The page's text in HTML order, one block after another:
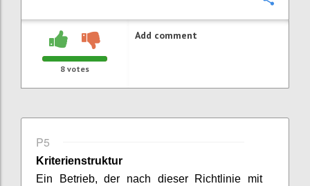
8 votes
Add comment
P5
Kriterienstruktur
Ein Betrieb, der nach dieser Richtlinie mit